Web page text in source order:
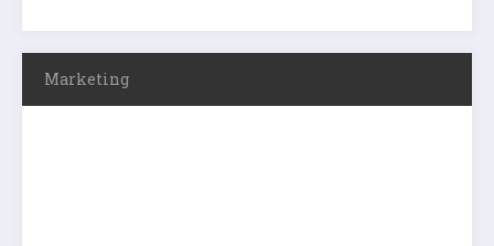
Marketing